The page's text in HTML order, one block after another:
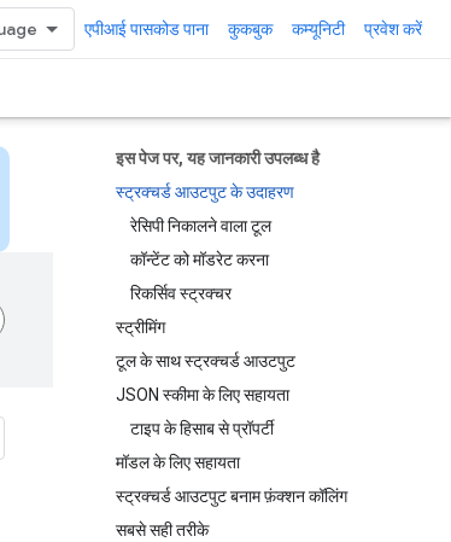
एपीआई पासकोड पाना कुकबुक कम्यूनिटी प्रवेश करें
इस पेज पर, यह जानकारी उपलब्ध है
स्ट्रक्चर्ड आउटपुट के उदाहरण
रेसिपी निकालने वाला टूल
कॉन्टेंट को मॉडरेट करना
रिकर्सिव स्ट्रक्चर
स्ट्रीमिंग
टूल के साथ स्ट्रक्चर्ड आउटपुट
JSON स्कीमा के लिए सहायता
टाइप के हिसाब से प्रॉपर्टी
मॉडल के लिए सहायता
स्ट्रक्चर्ड आउटपुट बनाम फ़ंक्शन कॉलिंग
सबसे सही तरीके